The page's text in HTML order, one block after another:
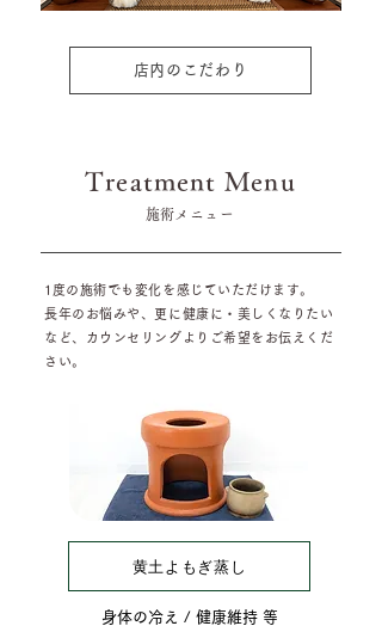
店内のこだわり
Treatment Menu
​施術メニュー
1度の施術でも変化を感じていただけます。
長年のお悩みや、更に健康に・美しくなりたい
など、カウンセリングよりご希望をお伝えくだ
さい。
黄土よもぎ蒸し
身体の冷え / 健康維持 等